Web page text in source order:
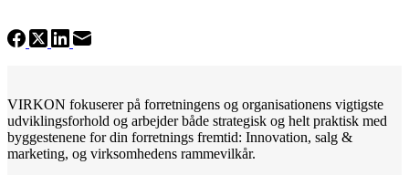
VIRKON fokuserer på forretningens og organisationens vigtigste
udviklingsforhold og arbejder både strategisk og helt praktisk med
byggestenene for din forretnings fremtid: Innovation, salg &
marketing, og virksomhedens rammevilkår.